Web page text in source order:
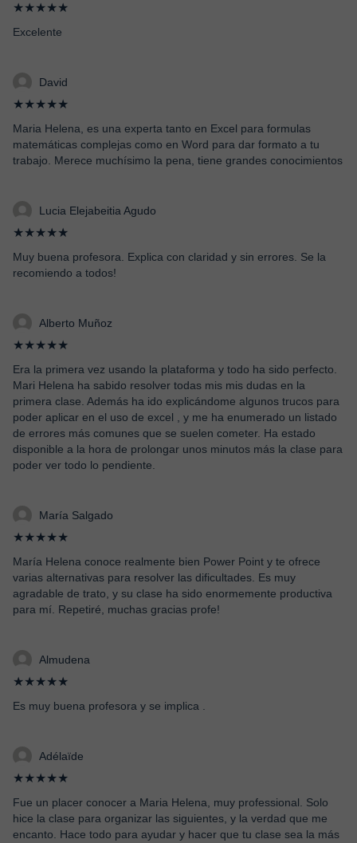
★★★★★
Excelente
David
★★★★★
Maria Helena, es una experta tanto en Excel para formulas
matemáticas complejas como en Word para dar formato a tu
trabajo. Merece muchísimo la pena, tiene grandes conocimientos
Lucia Elejabeitia Agudo
★★★★★
Muy buena profesora. Explica con claridad y sin errores. Se la
recomiendo a todos!
Alberto Muñoz
★★★★★
Era la primera vez usando la plataforma y todo ha sido perfecto.
Mari Helena ha sabido resolver todas mis mis dudas en la
primera clase. Además ha ido explicándome algunos trucos para
poder aplicar en el uso de excel , y me ha enumerado un listado
de errores más comunes que se suelen cometer. Ha estado
disponible a la hora de prolongar unos minutos más la clase para
poder ver todo lo pendiente.
María Salgado
★★★★★
María Helena conoce realmente bien Power Point y te ofrece
varias alternativas para resolver las dificultades. Es muy
agradable de trato, y su clase ha sido enormemente productiva
para mí. Repetiré, muchas gracias profe!
Almudena
★★★★★
Es muy buena profesora y se implica .
Adélaïde
★★★★★
Fue un placer conocer a Maria Helena, muy professional. Solo
hice la clase para organizar las siguientes, y la verdad que me
encanto. Hace todo para ayudar y hacer que tu clase sea la más